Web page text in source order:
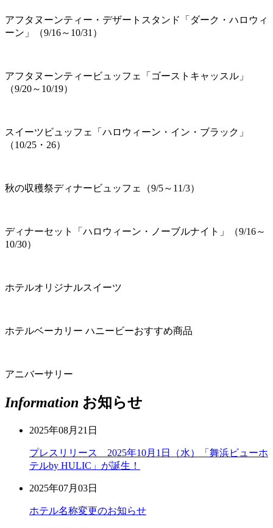
アフタヌーンティー・デザートスタンド「ダーク・ハロウィ
ーン」（9/16～10/31）
アフタヌーンティービュッフェ「ゴーストキャッスル」
（9/20～10/19）
スイーツビュッフェ「ハロウィーン・イン・ブラック」
（10/25・26）
秋の収穫祭ディナービュッフェ（9/5～11/3）
ディナーセット「ハロウィーン・ノーブルナイト」（9/16～
10/30）
ホテルオリジナルスイーツ
ホテルベーカリー ハニービーおすすめ商品
アニバーサリー
Information お知らせ
2025年08月21日
プレスリリース 2025年10月1日（水）「舞浜ビューホ
テルby HULIC」が誕生！
2025年07月03日
ホテル名称変更のお知らせ